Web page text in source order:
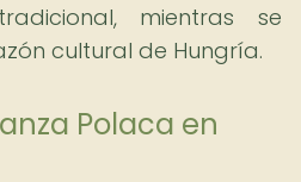
mientras se
cultural de Hungría.
Polaca en